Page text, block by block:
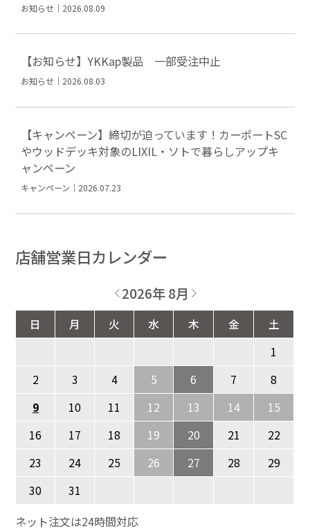
お知らせ｜2026.08.09
【お知らせ】YKKap製品 一部受注中止
お知らせ｜2026.08.03
【キャンペーン】締切が迫っています！カーポートSC
やウッドデッキ対象のLIXIL・ソトで暮らしアップキ
ャンペーン
キャンペーン｜2026.07.23
店舗営業日カレンダー
2026年 8月
日 月 火 水 木 金
土
1
2
3 4 5 6 7
8
9
10 11 12 13 14
15
16
17 18 19 20 21
22
23
24 25 26 27 28
29
30
31
ネット注文は24時間対応